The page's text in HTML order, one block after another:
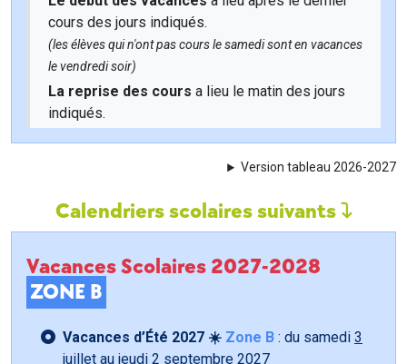
cours des jours indiqués.
(les élèves qui n'ont pas cours le samedi sont en vacances
le vendredi soir)
La reprise des cours a lieu le matin des jours
indiqués.
Version tableau 2026-2027
Calendriers scolaires suivants
Vacances Scolaires 2027-2028
ZONE B
Vacances d’Été 2027 ☀️ Zone B : du samedi 3
juillet au jeudi 2 septembre 2027